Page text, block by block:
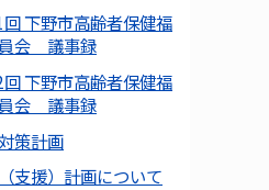
下野市高齢者保健福
会 議事録
下野市高齢者保健福
会 議事録
策計画
支援）計画について